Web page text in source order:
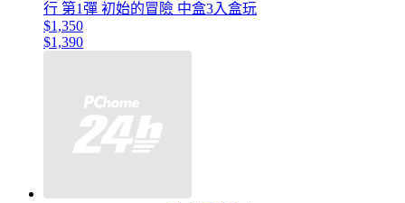
行 第1彈 初始的冒險 中盒3入盒玩
$1,350
$1,390